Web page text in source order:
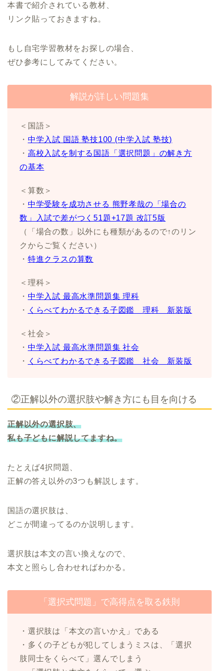
本書で紹介されている教材、
リンク貼っておきますね。
もし自宅学習教材をお探しの場合、
ぜひ参考にしてみてください。
解説が詳しい問題集
＜国語＞
・ 中学入試 国語 塾技100 (中学入試 塾技)
・ 高校入試を制する国語「選択問題」の解き方
の基本
＜算数＞
・ 中学受験を成功させる 熊野孝哉の「場合の
数」入試で差がつく51題+17題 改訂5版
（「場合の数」以外にも種類があるので↑のリン
クからご覧ください）
・ 特進クラスの算数
＜理科＞
・ 中学入試 最高水準問題集 理科
・
くらべてわかるできる子図鑑 理科 新装版
＜社会＞
・ 中学入試 最高水準問題集 社会
・
くらべてわかるできる子図鑑 社会 新装版
②正解以外の選択肢や解き方にも目を向ける
正解以外の選択肢、
私も子どもに解説してますね。
たとえば4択問題、
正解の答え以外の3つも解説します。
国語の選択肢は、
どこが間違ってるのか説明します。
選択肢は本文の言い換えなので、
本文と照らし合わせればわかる。
「選択式問題」で高得点を取る鉄則
・選択肢は「本文の言いかえ」である
・多くの子どもが犯してしまうミスは、「選択
肢同士をくらべて」選んでしまう